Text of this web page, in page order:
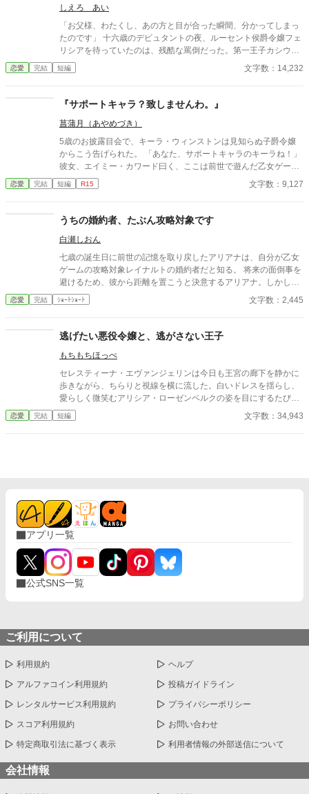
されることを待っていたイザベラだったが、ジークベルトは平然
としていて。 「どうして俺がお前以外の女を愛さなければならな
いんだ？」 予想外の溺愛が始まってしまう！ （世界の平和のため
にも）ヒロインに惚れてください、公爵様！！
しえろ あい
「お父様、わたくし、あの方と目が合った瞬間、分かってしまっ
たのです」 十六歳のデビュタントの夜、ルーセント侯爵令嬢フェ
リシアを待っていたのは、残酷な罵倒だった。第一王子カシウス
は、可憐な白いドレスを纏った彼女を「貧相な小娘」と呼び、己
の番（つがい）であることを真っ向から否定する。 会場に響く冷
し、絶望の淵に立たされた彼女を見つめていたのは、王子ではな
い視線が重なり、静まり返る謁見の間。この出会いが、王室を揺
るがす大事件の幕開けになるとは、まだ誰も知らない。自身の価
値を否定された少女が、真実の愛によって世界で最も幸福な王妃
へと駆け上がる、逆転溺愛ストーリー。 ※小説家になろう様にも
恋愛 完結 短編 文字数：14,232
『サポートキャラ？致しませんわ。』
菖蒲月（あやめづき）
5歳のお披露目会で、キーラ・ウィンストンは見知らぬ子爵令嬢
からこう告げられた。 「あなた、サポートキャラのキーラね！」
彼女、エイミー・カワード曰く、ここは前世で遊んだ乙女ゲーム
の世界。 自分はヒロインで、キーラは攻略対象の情報を教えるサ
ポートキャラらしい。 けれど、情報屋としての顔を持つウィンス
識』の中に、数々の不幸な未来を見つけてしまう。 ならば、その
未来。 すべて、先に壊してしまいましょう。 これは、ゲームのヒ
ロインになりたかった少女と、現実を生きる伯爵令嬢のお話。
『サポートキャラ？ 致しませんわ。』 ※※「小説家になろう」
でも掲載中です※※
恋愛 完結 短編 R15 文字数：9,127
うちの婚約者、たぶん攻略対象です
白瀬しおん
七歳の誕生日に前世の記憶を取り戻したアリアナは、自分が乙女
ゲームの攻略対象レイナルトの婚約者だと知る。 将来の面倒事を
避けるため、彼から距離を置こうと決意するアリアナ。しかし、
中庭でも図書館でも購買でも、なぜか行く先々でレイナルトと遭
遇してしまう。 避けているはずなのに近づいてくる婚約者。そん
恋愛 完結 ｼｮｰﾄｼｮｰﾄ 文字数：2,445
逃げたい悪役令嬢と、逃がさない王子
もちもちほっぺ
セレスティーナ・エヴァンジェリンは今日も王宮の廊下を静かに
歩きながら、ちらりと視線を横に流した。白いドレスを揺らし、
愛らしく微笑むアリシア・ローゼンベルクの姿を目にするたび、
彼女の胸はわずかに弾む。 （その調子よ、アリシア。もっと頑張
って！ あなたがしっかり王子を誘惑してくれれば、私は自由にな
恋愛 完結 短編 文字数：34,943
アプリ一覧
公式SNS一覧
ご利用について
利用規約 ヘルプ
アルファコイン利用規約 投稿ガイドライン
レンタルサービス利用規約 プライバシーポリシー
スコア利用規約 お問い合わせ
特定商取引法に基づく表示 利用者情報の外部送信について
会社情報